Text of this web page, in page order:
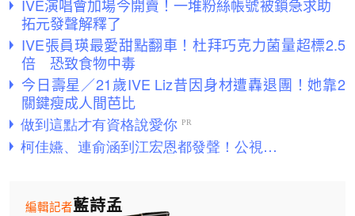
IVE演唱會加場今開賣！一堆粉絲帳號被鎖急求助
拓元發聲解釋了
IVE張員瑛最愛甜點翻車！杜拜巧克力菌量超標2.5
倍 恐致食物中毒
今日壽星／21歲IVE Liz昔因身材遭轟退團！她靠2
關鍵瘦成人間芭比
藍詩孟
編輯記者